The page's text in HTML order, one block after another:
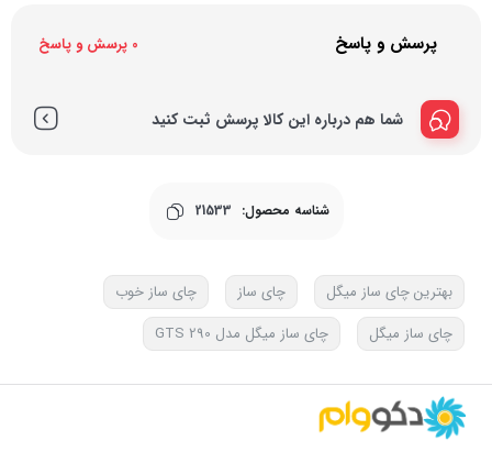
پرسش و پاسخ 0 پرسش و پاسخ
شما هم درباره این کالا پرسش ثبت کنید
شناسه محصول: 21533
بهترین چای ساز میگل چای ساز
چای ساز خوب
چای ساز میگل
چای ساز میگل مدل GTS 290